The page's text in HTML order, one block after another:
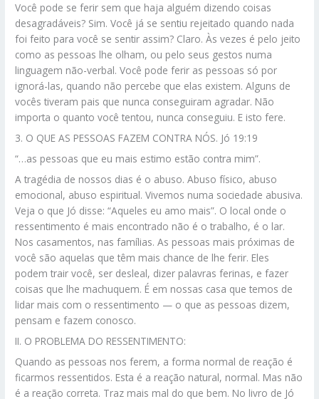
Você pode se ferir sem que haja alguém dizendo coisas
desagradáveis? Sim. Você já se sentiu rejeitado quando nada
foi feito para você se sentir assim? Claro. Às vezes é pelo jeito
como as pessoas lhe olham, ou pelo seus gestos numa
linguagem não-verbal. Você pode ferir as pessoas só por
ignorá-las, quando não percebe que elas existem. Alguns de
vocês tiveram pais que nunca conseguiram agradar. Não
importa o quanto você tentou, nunca conseguiu. E isto fere.
3. O QUE AS PESSOAS FAZEM CONTRA NÓS. Jó 19:19
“…as pessoas que eu mais estimo estão contra mim”.
A tragédia de nossos dias é o abuso. Abuso físico, abuso
emocional, abuso espiritual. Vivemos numa sociedade abusiva.
Veja o que Jó disse: “Aqueles eu amo mais”. O local onde o
ressentimento é mais encontrado não é o trabalho, é o lar.
Nos casamentos, nas famílias. As pessoas mais próximas de
você são aquelas que têm mais chance de lhe ferir. Eles
podem trair você, ser desleal, dizer palavras ferinas, e fazer
coisas que lhe machuquem. É em nossas casa que temos de
lidar mais com o ressentimento — o que as pessoas dizem,
pensam e fazem conosco.
II. O PROBLEMA DO RESSENTIMENTO:
Quando as pessoas nos ferem, a forma normal de reação é
ficarmos ressentidos. Esta é a reação natural, normal. Mas não
é a reação correta. Traz mais mal do que bem. No livro de Jó